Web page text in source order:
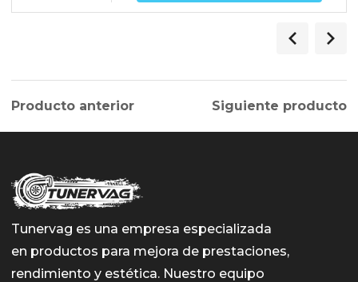
Producto anterior Siguiente producto
Tunervag es una empresa especializada
en productos para mejora de prestaciones,
rendimiento y estética. Nuestro equipo